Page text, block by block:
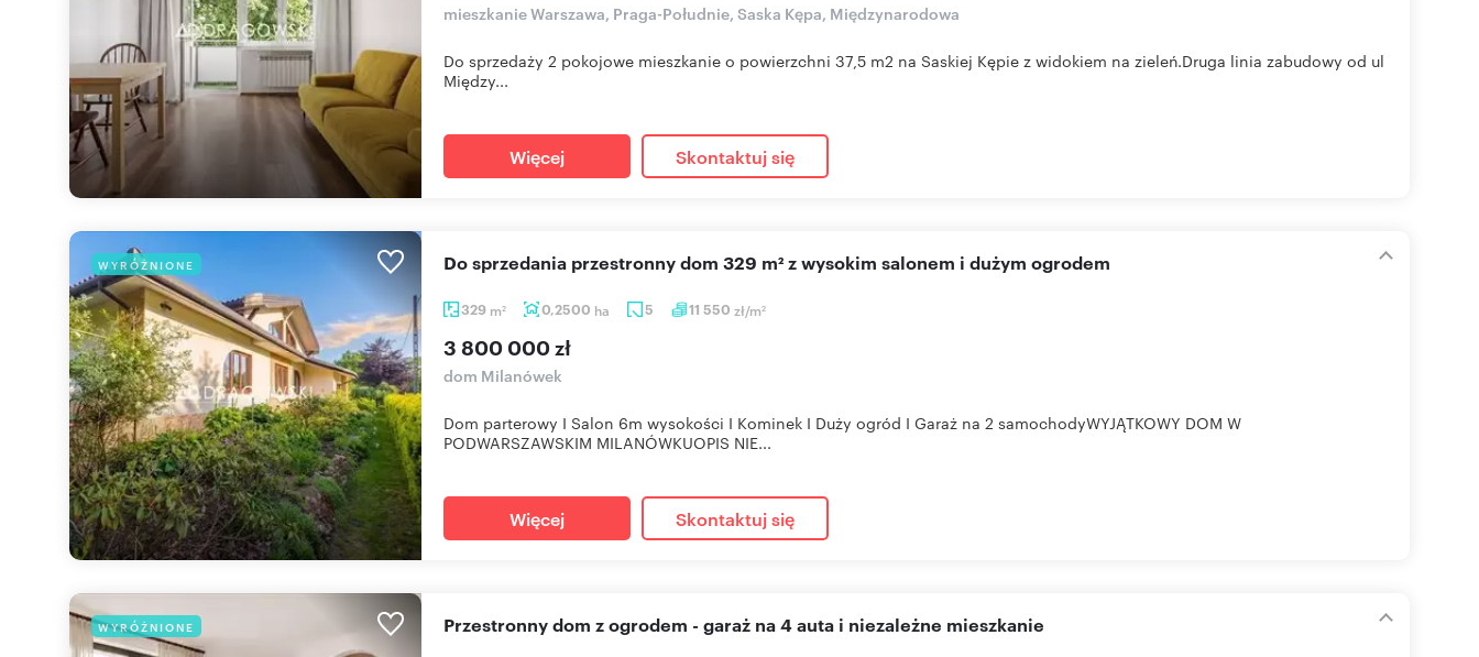
mieszkanie Warszawa, Praga-Południe, Saska Kępa, Międzynarodowa
Do sprzedaży 2 pokojowe mieszkanie o powierzchni 37,5 m2 na Saskiej Kępie z widokiem na zieleń.Druga linia zabudowy od ul
Między...
Więcej Skontaktuj się
WYRÓŻNIONE
329 m2 0,2500 ha 5 11 550 zł/m2
Do sprzedania przestronny dom 329 m² z wysokim salonem i dużym ogrodem
3 800 000 zł
dom Milanówek
Dom parterowy I Salon 6m wysokości I Kominek I Duży ogród I Garaż na 2 samochodyWYJĄTKOWY DOM W
PODWARSZAWSKIM MILANÓWKUOPIS NIE...
Więcej Skontaktuj się
WYRÓŻNIONE Przestronny dom z ogrodem - garaż na 4 auta i niezależne mieszkanie